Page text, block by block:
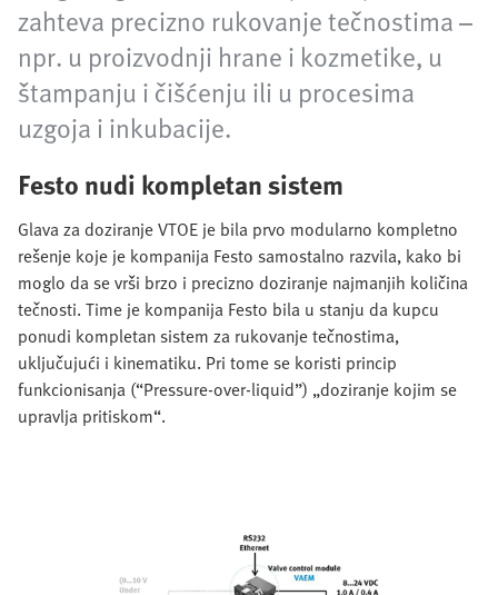
zahteva precizno rukovanje tečnostima –
npr. u proizvodnji hrane i kozmetike, u
štampanju i čišćenju ili u procesima
uzgoja i inkubacije.
Festo nudi kompletan sistem
Glava za doziranje VTOE je bila prvo modularno kompletno
rešenje koje je kompanija Festo samostalno razvila, kako bi
moglo da se vrši brzo i precizno doziranje najmanjih količina
tečnosti. Time je kompanija Festo bila u stanju da kupcu
ponudi kompletan sistem za rukovanje tečnostima,
uključujući i kinematiku. Pri tome se koristi princip
funkcionisanja (“Pressure-over-liquid”) „doziranje kojim se
upravlja pritiskom“.